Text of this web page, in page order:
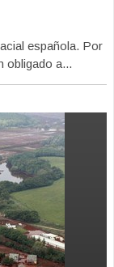
española. Por
obligado a...